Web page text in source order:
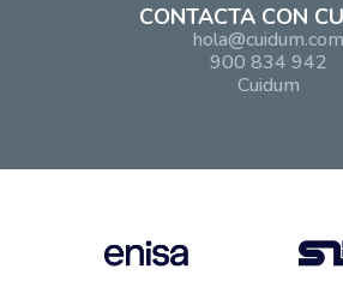
CONTACTA CON
hola@cuidum.com
900 834 942
Cuidum